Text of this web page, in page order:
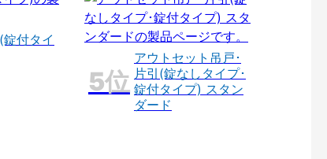
付タイ
アウトセット吊戸･
片引(錠なしタイプ･
錠付タイプ) スタン
ダード